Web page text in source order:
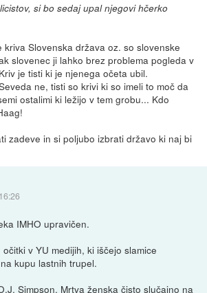
si bo sedaj upal njegovi hčerko
kriva Slovenska država oz. so slovenske
slovenec ji lahko brez problema pogleda v
je tisti ki je njenega očeta ubil.
ne, tisti so krivi ki so imeli to moč da
ostalimi ki ležijo v tem grobu... Kdo
zadeve in si poljubo izbrati državo ki naj bi
IMHO upravičen.
v YU medijih, ki iščejo slamice
kupu lastnih trupel.
Simpson. Mrtva ženska čisto slučajno na